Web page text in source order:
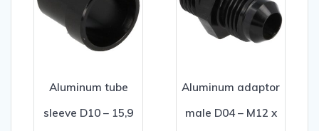
Aluminum tube
sleeve D10 – 15,9
Aluminum adaptor
male D04 – M12 x